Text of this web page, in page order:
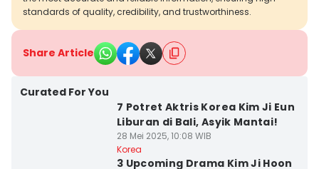
standards of quality, credibility, and trustworthiness.
Share Article
Curated For You
7 Potret Aktris Korea Kim Ji Eun
Liburan di Bali, Asyik Mantai!
28 Mei 2025, 10:08 WIB
Korea
3 Upcoming Drama Kim Ji Hoon